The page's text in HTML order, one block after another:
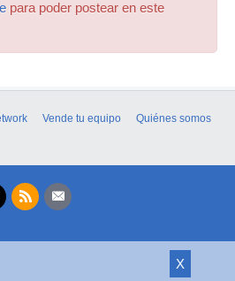
para poder postear en este
X
Vende tu equipo
Quiénes somos